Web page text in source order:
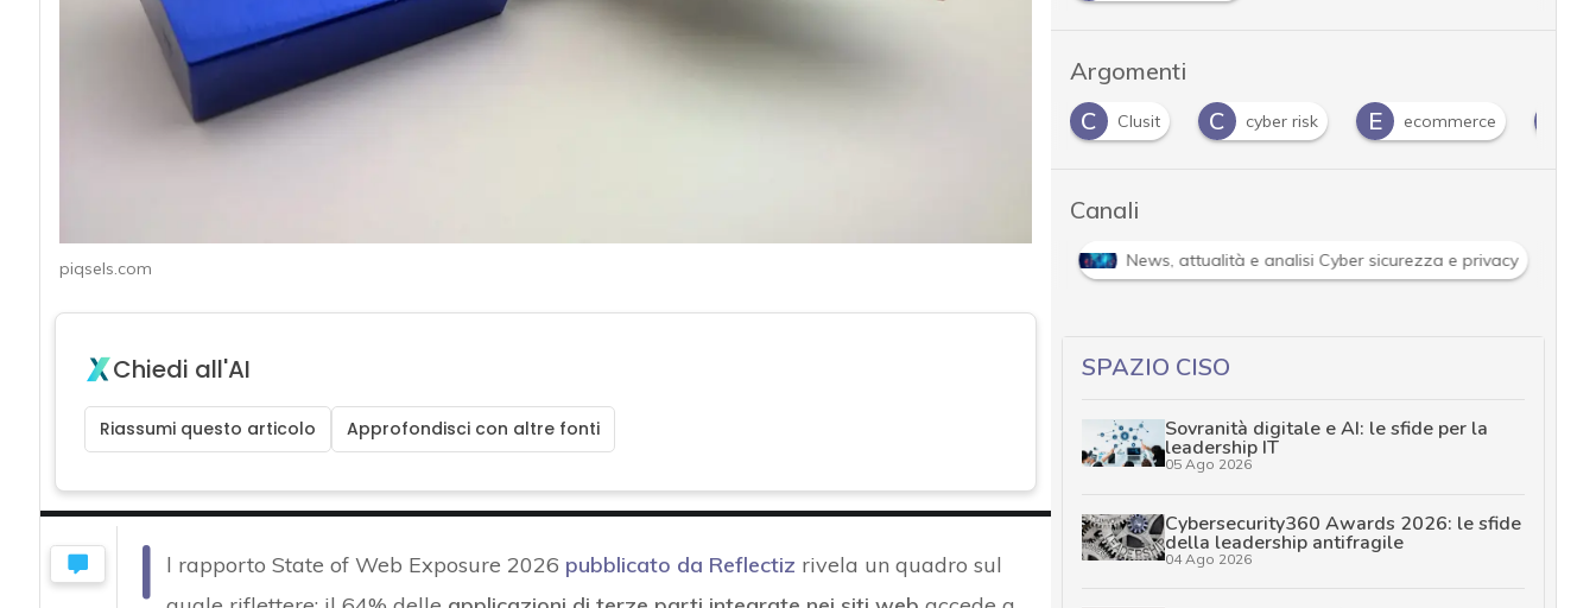
piqsels.com
Chiedi all'AI
Riassumi questo articolo Approfondisci con altre fonti
I l rapporto State of Web Exposure 2026 pubblicato da Reflectiz rivela un quadro sul
Argomenti
Clusit C cyber risk E ecommerce F facebook
Canali
Attacchi hacker e Malware: le ultime news in tempo reale e gli approfondimenti
SPAZIO CISO
Sovranità digitale e AI: le sfide per la
leadership IT
05 Ago 2026
Cybersecurity360 Awards 2026: le sfide
della leadership antifragile
04 Ago 2026